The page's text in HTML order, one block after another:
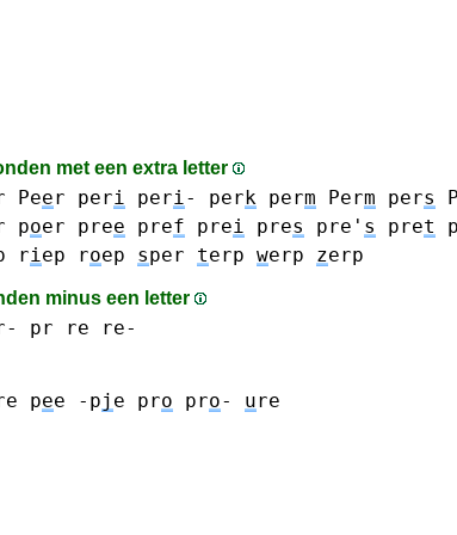
met een extra letter
Peer peri peri- perk perm Perm pers
poer pree pref prei pres pre' s pret
riep roep sper terp werp zerp
minus een letter
pr re re-
pee -pj e pro pro- ure